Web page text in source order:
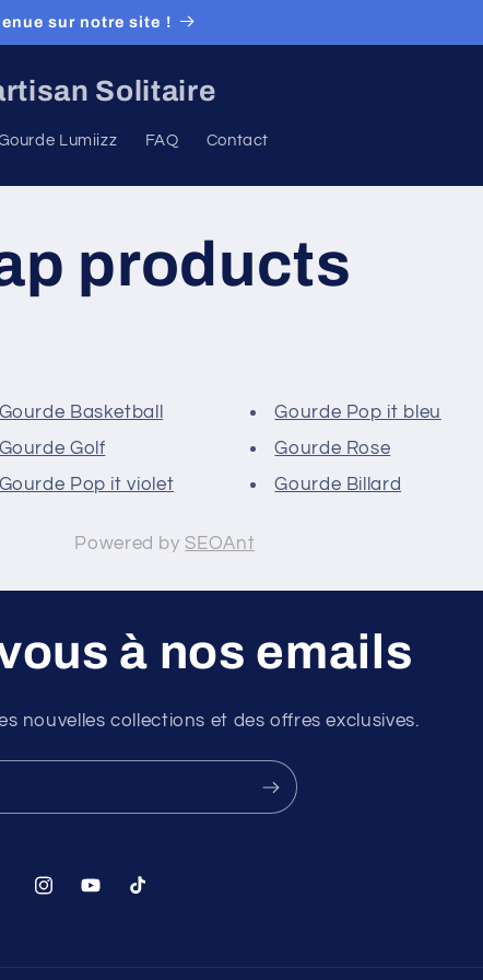
sur notre site !
Solitaire
Lumiizz FAQ Contact
products
Gourde Basketball
Gourde Golf
Gourde Pop it violet
Gourde Pop it bleu
Gourde Rose
Gourde Billard
Powered by SEOAnt
à nos emails
nouvelles collections et des offres exclusives.
InstagramYouTubeTikTok